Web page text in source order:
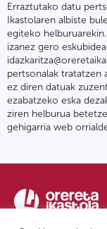
Erraztutako datu
Ikastolaren albiste
egiteko
izanez gero
pertsonalak tratatzen
ez diren datuak
ezabatzeko eska
ziren helburua
gehigarria web